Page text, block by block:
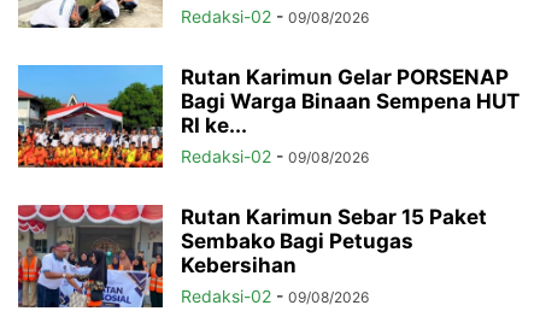
Redaksi-02 - 09/08/2026
Rutan Karimun Gelar PORSENAP
Bagi Warga Binaan Sempena HUT
RI ke...
Redaksi-02 - 09/08/2026
Rutan Karimun Sebar 15 Paket
Sembako Bagi Petugas
Kebersihan
Redaksi-02 - 09/08/2026